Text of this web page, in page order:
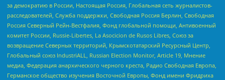
за демократию в России, Настоящая Россия, Глобальная сеть журналистов-
расследователей, Служба поддержки, Свободная Россия Берлин, Свободная
Россия Северный Рейн-Вестфалия, Фонд глобальной помощи, Антивоенный
комитет России, Russie-Libertes, La Asocicion de Rusos Libres, Союз за
возвращение Северных территорий, Крымскотатарский Ресурсный Центр,
Глобальный союз IndustriALL, Russian Election Monitor, Article 19, Мнение
медиа, Федерация анархического черного креста, Радио Свободная Европа,
Германское общество изучения Восточной Европы, Фонд имени Фридриха